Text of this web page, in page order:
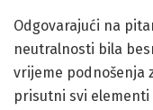
Odgovarajući na
neutralnosti bila
vrijeme podnošenja
prisutni svi